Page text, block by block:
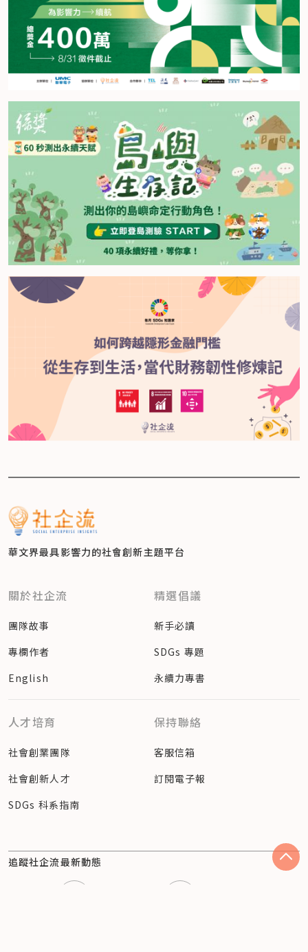
華文界最具影響力的社會創新主題平台
關於社企流
團隊故事
專欄作者
English
精選倡議
新手必讀
SDGs 專題
永續力專書
人才培育
社會創業團隊
社會創新人才
SDGs 科系指南
保持聯絡
客服信箱
訂閱電子報
追蹤社企流最新動態